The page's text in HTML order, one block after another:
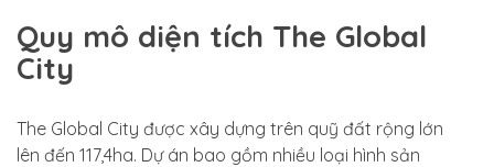
Quy mô diện tích The Global
City
The Global City được xây dựng trên quỹ đất rộng lớn
lên đến 117,4ha. Dự án bao gồm nhiều loại hình sản